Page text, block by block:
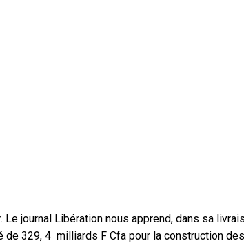
journal Libération nous apprend, dans sa
de 329, 4 milliards F Cfa pour la construction des